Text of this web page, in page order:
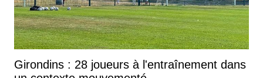
Girondins : 28 joueurs à l'entraînement dans